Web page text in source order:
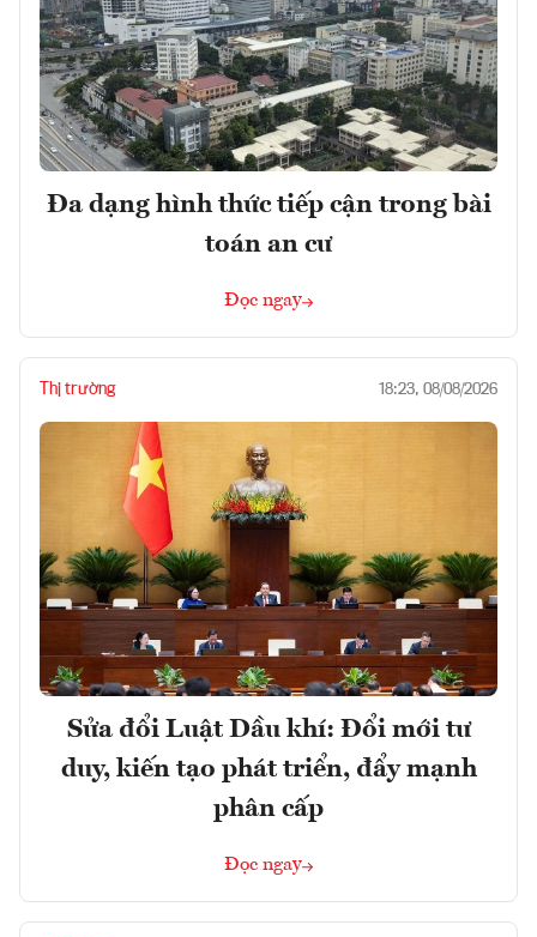
Đa dạng hình thức tiếp cận trong bài
toán an cư
Đọc ngay
Thị trường 18:23, 08/08/2026
Sửa đổi Luật Dầu khí: Đổi mới tư
duy, kiến tạo phát triển, đẩy mạnh
phân cấp
Đọc ngay